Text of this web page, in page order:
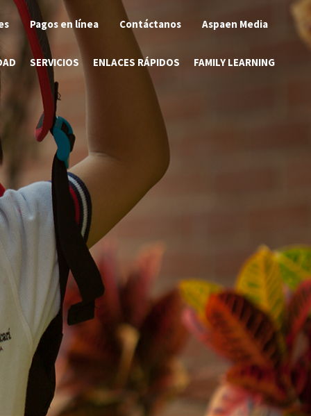
Pagos en línea Contáctanos Aspaen Media
SERVICIOS ENLACES RÁPIDOS FAMILY LEARNING